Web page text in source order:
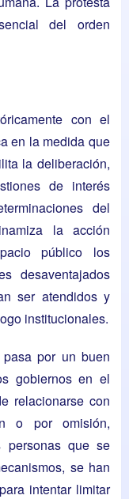
del orden
con el
en la medida que
la deliberación,
de interés
del
la acción
público los
desaventajados
ser atendidos y
institucionales.
por un buen
gobiernos en el
relacionarse con
o por omisión,
que se
se han
intentar limitar